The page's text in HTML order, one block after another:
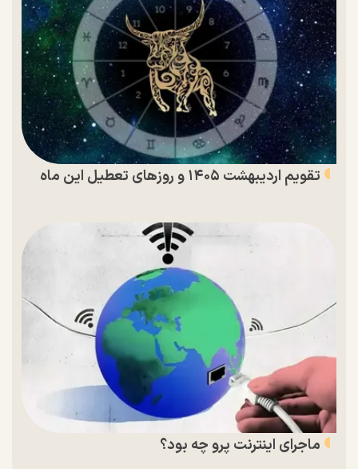
تقویم اردیبهشت ۱۴۰۵ و روز‌های تعطیل این ماه
ماجرای اینترنت پرو چه بود؟